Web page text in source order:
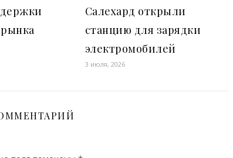
Салехард открыли
станцию для зарядки
электромобилей
3 июля, 2026